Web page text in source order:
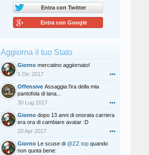
Entra con Twitter
Entra con Google
Aggiorna il tuo Stato
Giorno mercatino aggiornato!
5 Dic 2017
•••
Offensive Assaggia l'ira della mia
pantofola di lana...
30 Lug 2017
•••
Giorno dopo 13 anni di onorata carriera
era ora di cambiare avatar :D
20 Apr 2017
•••
Giorno Le scuse di @ZZ top quando
non quota bene: